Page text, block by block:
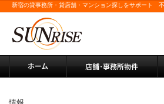
新宿の貸事務所・貸店舗・マンション探しをサポート